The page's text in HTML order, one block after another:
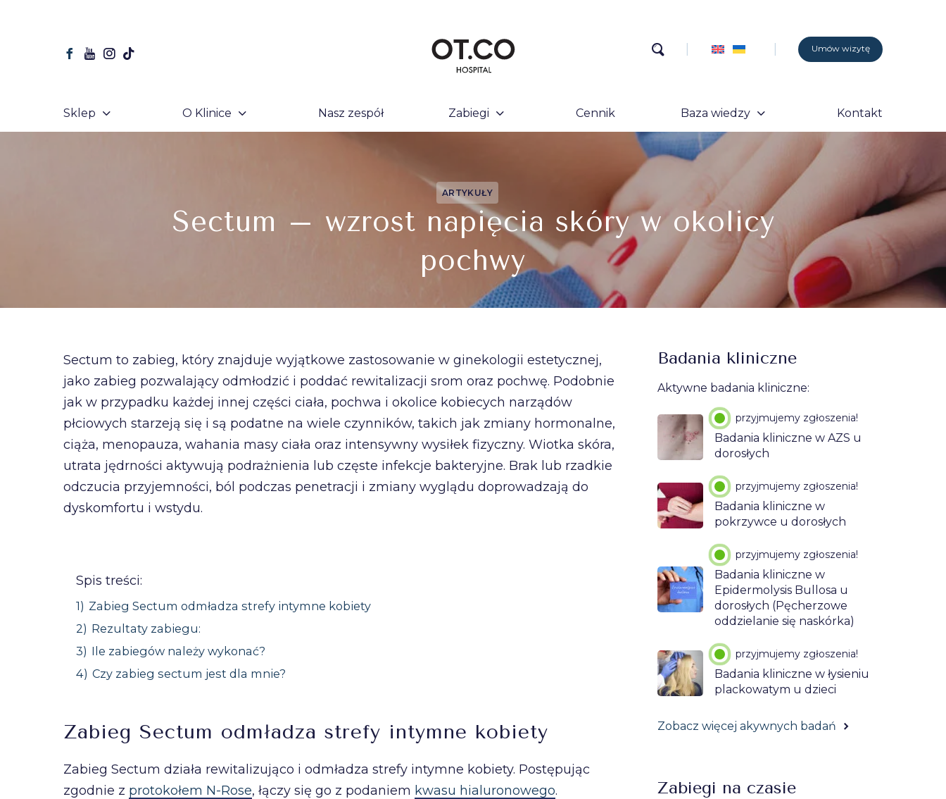
Umów wizytę
Sklep O Klinice Nasz zespół Zabiegi Cennik Baza wiedzy Kontakt
ARTYKUŁY
Sectum – wzrost napięcia skóry w okolicy
pochwy
Sectum to zabieg, który znajduje wyjątkowe zastosowanie w ginekologii estetycznej,
jako zabieg pozwalający odmłodzić i poddać rewitalizacji srom oraz pochwę. Podobnie
jak w przypadku każdej innej części ciała, pochwa i okolice kobiecych narządów
płciowych starzeją się i są podatne na wiele czynników, takich jak zmiany hormonalne,
ciąża, menopauza, wahania masy ciała oraz intensywny wysiłek fizyczny. Wiotka skóra,
utrata jędrności aktywują podrażnienia lub częste infekcje bakteryjne. Brak lub rzadkie
odczucia przyjemności, ból podczas penetracji i zmiany wyglądu doprowadzają do
dyskomfortu i wstydu.
Spis treści:
1) Zabieg Sectum odmładza strefy intymne kobiety
2) Rezultaty zabiegu:
3) Ile zabiegów należy wykonać?
4) Czy zabieg sectum jest dla mnie?
Zabieg Sectum odmładza strefy intymne kobiety
Zabieg Sectum działa rewitalizująco i odmładza strefy intymne kobiety. Postępując
zgodnie z protokołem N-Rose, łączy się go z podaniem kwasu hialuronowego.
Badania kliniczne
Aktywne badania kliniczne:
przyjmujemy zgłoszenia!
Badania kliniczne w AZS u
dorosłych
przyjmujemy zgłoszenia!
Badania kliniczne w
pokrzywce u dorosłych
przyjmujemy zgłoszenia!
Badania kliniczne w
Epidermolysis Bullosa u
dorosłych (Pęcherzowe
oddzielanie się naskórka)
przyjmujemy zgłoszenia!
Badania kliniczne w łysieniu
plackowatym u dzieci
Zobacz więcej akywnych badań
Zabiegi na czasie